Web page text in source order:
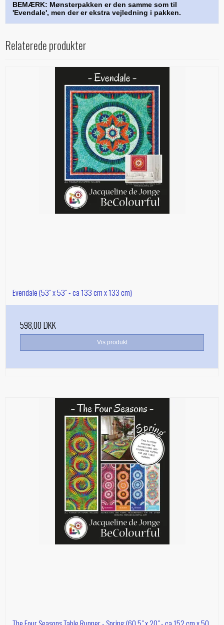
BEMÆRK: Mønsterpakken er den samme som til
'Evendale', men der er ekstra vejledning i pakken.
Relaterede produkter
Evendale (53" x 53" - ca 133 cm x 133 cm)
598,00 DKK
Vis produkt